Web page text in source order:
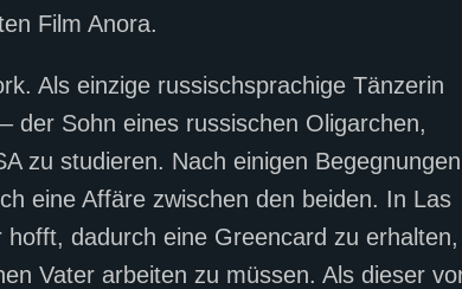
Film Anora.
Als einzige russischsprachige Tänzerin
der Sohn eines russischen Oligarchen,
zu studieren. Nach einigen Begegnungen
eine Affäre zwischen den beiden. In Las
dadurch eine Greencard zu erhalten,
Vater arbeiten zu müssen. Als dieser